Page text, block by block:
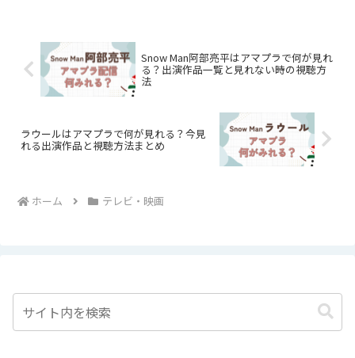
Snow Man阿部亮平はアマプラで何が見れ
る？出演作品一覧と見れない時の視聴方
法
ラウールはアマプラで何が見れる？今見
れる出演作品と視聴方法まとめ
ホーム テレビ・映画